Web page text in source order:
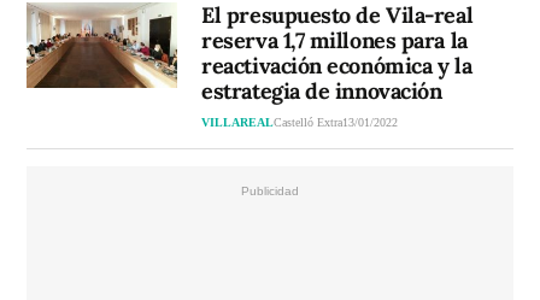
El presupuesto de Vila-real
reserva 1,7 millones para la
reactivación económica y la
estrategia de innovación
VILLAREALCastelló Extra13/01/2022